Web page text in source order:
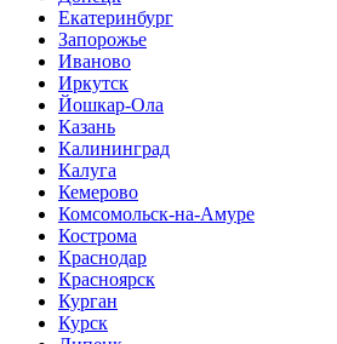
Екатеринбург
Запорожье
Иваново
Иркутск
Йошкар-Ола
Казань
Калининград
Калуга
Кемерово
Комсомольск-на-Амуре
Кострома
Краснодар
Красноярск
Курган
Курск